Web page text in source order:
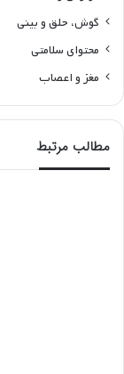
گوش، حلق و بینی
محتوای سلامتی
مغز و اعصاب
مطالب مرتبط